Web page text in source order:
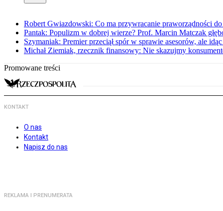
Robert Gwiazdowski: Co ma przywracanie praworządności
Pantak: Populizm w dobrej wierze? Prof. Marcin Matczak
Szymaniak: Premier przeciął spór w sprawie asesorów, ale
Michał Ziemiak, rzecznik finansowy: Nie skazujmy
Promowane treści
KONTAKT
O nas
Kontakt
Napisz do nas
REKLAMA I PRENUMERATA